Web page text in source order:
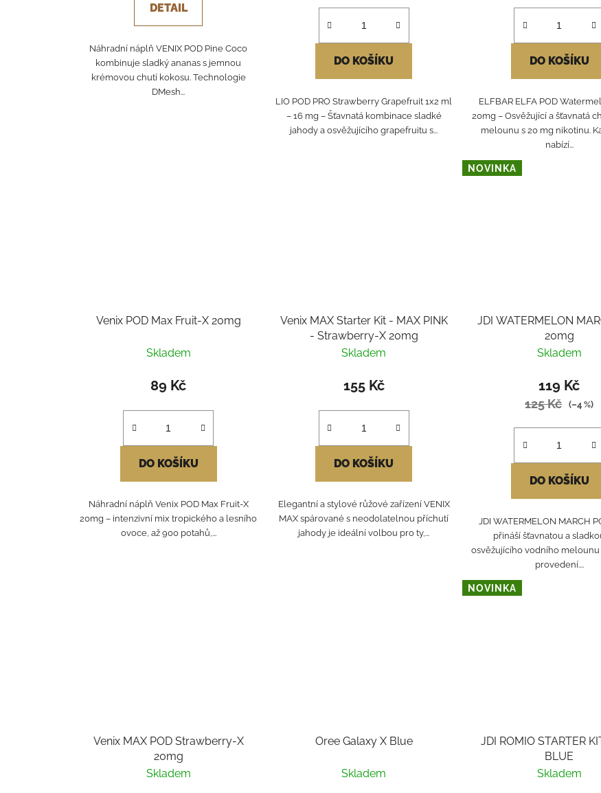
DETAIL
Náhradní náplň VENIX POD Pine Coco
kombinuje sladký ananas s jemnou
krémovou chutí kokosu. Technologie
DMesh...
DO KOŠÍKU
LIO POD PRO Strawberry Grapefruit 1x2 ml
– 16 mg – Šťavnatá kombinace sladké
jahody a osvěžujícího grapefruitu s...
DO KOŠÍKU
ELFBAR ELFA POD
20mg – Osvěžující a šťavnatá
melounu s 20 mg nikotinu.
nabízí...
Venix POD Max Fruit-X 20mg
Skladem
89 Kč
DO KOŠÍKU
Náhradní náplň Venix POD Max Fruit-X
20mg – intenzivní mix tropického a lesního
ovoce, až 900 potahů,...
Venix MAX Starter Kit - MAX PINK
- Strawberry-X 20mg
Skladem
155 Kč
DO KOŠÍKU
Elegantní a stylové růžové zařízení VENIX
MAX spárované s neodolatelnou příchutí
jahody je ideální volbou pro ty,...
NOVINKA
JDI WATERMELON
20mg
Skladem
119 Kč
125 Kč (–4 %)
DO KOŠÍKU
JDI WATERMELON MARCH
přináší šťavnatou a
osvěžujícího vodního
provedení....
Venix MAX POD Strawberry-X
20mg
Skladem
Oree Galaxy X Blue
Skladem
NOVINKA
JDI ROMIO STARTER
BLUE
Skladem